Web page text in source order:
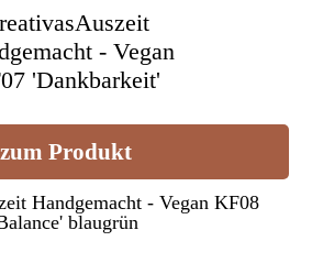
- Vegan
'Dankbarkeit'
zum Produkt